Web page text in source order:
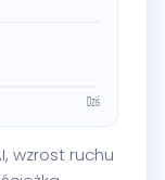
wzrost ruchu